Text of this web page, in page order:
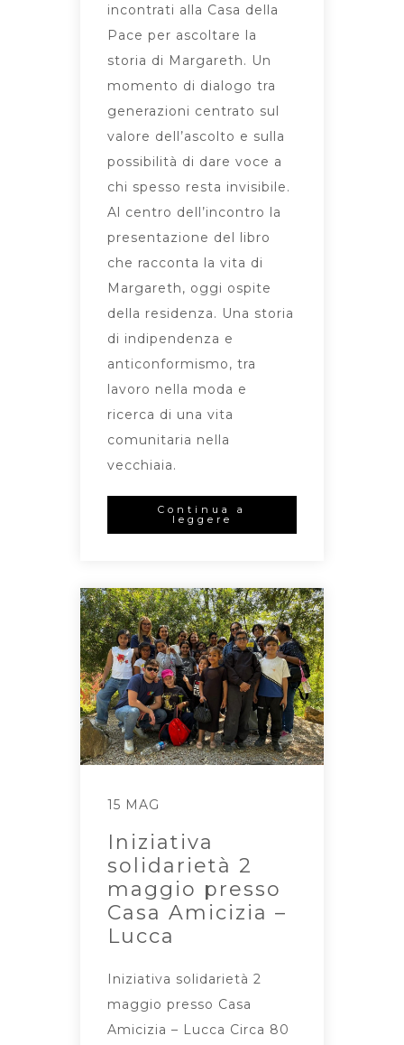
incontrati alla Casa della
Pace per ascoltare la
storia di Margareth. Un
momento di dialogo tra
generazioni centrato sul
valore dell’ascolto e sulla
possibilità di dare voce a
chi spesso resta invisibile.
Al centro dell’incontro la
presentazione del libro
che racconta la vita di
Margareth, oggi ospite
della residenza. Una storia
di indipendenza e
anticonformismo, tra
lavoro nella moda e
ricerca di una vita
comunitaria nella
vecchiaia.
Continua a
leggere
15 MAG
Iniziativa
solidarietà 2
maggio presso
Casa Amicizia –
Lucca
Iniziativa solidarietà 2
maggio presso Casa
Amicizia – Lucca Circa 80